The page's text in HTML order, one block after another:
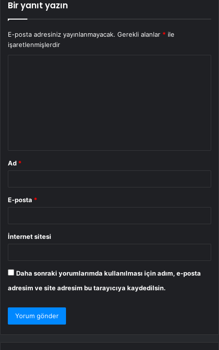
Bir yanıt yazın
E-posta adresiniz yayınlanmayacak. Gerekli alanlar * ile
işaretlenmişlerdir
Ad *
E-posta *
İnternet sitesi
Daha sonraki yorumlarımda kullanılması için adım, e-posta
adresim ve site adresim bu tarayıcıya kaydedilsin.